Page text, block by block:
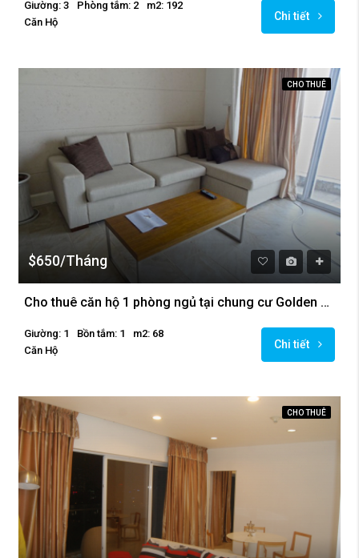
Giường: 3 Phòng tắm: 2
m2: 192
Căn Hộ
Chi tiết
CHO THUÊ
$650/Tháng
Cho thuê căn hộ 1 phòng ngủ tại chung cư Golden Westlake
Giường: 1 Bồn tắm: 1
m2: 68
Căn Hộ
Chi tiết
CHO THUÊ